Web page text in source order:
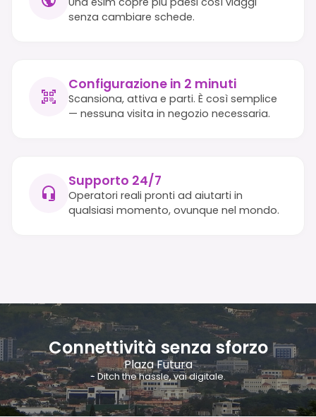
senza cambiare schede.
Configurazione in 2 minuti
Scansiona, attiva e parti. È così semplice
— nessuna visita in negozio necessaria.
Supporto 24/7
Operatori reali pronti ad aiutarti in
qualsiasi momento, ovunque nel mondo.
Connettività senza sforzo
Plaza Futura
- Ditch the hassle, vai digitale.